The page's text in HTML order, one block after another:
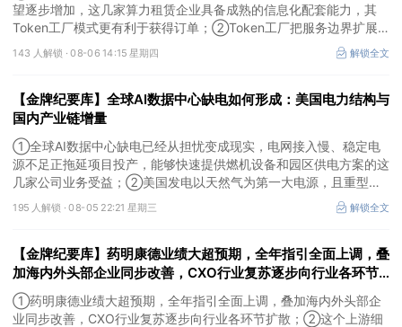
望逐步增加，这几家算力租赁企业具备成熟的信息化配套能力，其
Token工厂模式更有利于获得订单；②Token工厂把服务边界扩展
至调度、模型适配、计费和安全，这类具备网络安全配套和底层模型
适配业务的企业也会受益Token工厂建设；③高端训练卡仍受供给
143 人解锁 ·08-06 14:15 星期四 解锁全文
【金牌纪要库】全球AI数据中心缺电如何形成：美国电力结构与
国内产业链增量
①全球AI数据中心缺电已经从担忧变成现实，电网接入慢、稳定电
源不足正拖延项目投产，能够快速提供燃机设备和园区供电方案的这
几家公司业务受益；②美国发电以天然气为第一大电源，且重型燃
机更适合规模较大、持续运行的数据中心园区，透平叶片为上游主要
卡产能环节，这家国内公司已与国外燃机巨头签署多年供货协议；
采购规模已经超过上一年全年，这几家企业为国内特高压设备头部企
业。
195 人解锁 ·08-05 22:21 星期三 解锁全文
【金牌纪要库】药明康德业绩大超预期，全年指引全面上调，叠
加海内外头部企业同步改善，CXO行业复苏逐步向行业各环节
扩散，这个上游细分环节交付周期较短、毛利率较高，需求恢复
后有望快速转化为利润
①药明康德业绩大超预期，全年指引全面上调，叠加海内外头部企
业同步改善，CXO行业复苏逐步向行业各环节扩散；②这个上游细